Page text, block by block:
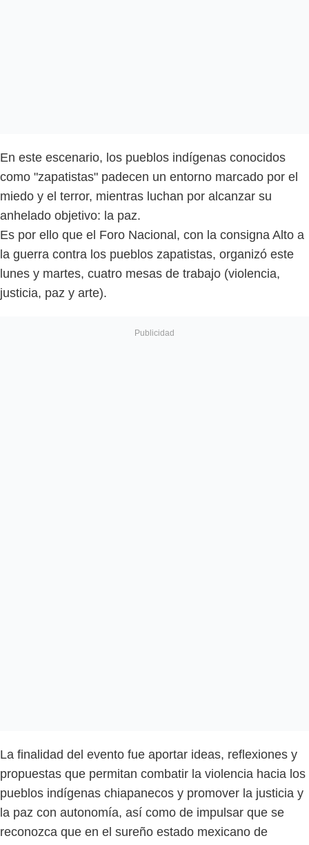
En este escenario, los pueblos indígenas conocidos
como "zapatistas" padecen un entorno marcado por el
miedo y el terror, mientras luchan por alcanzar su
anhelado objetivo: la paz.
Es por ello que el Foro Nacional, con la consigna Alto a
la guerra contra los pueblos zapatistas, organizó este
lunes y martes, cuatro mesas de trabajo (violencia,
justicia, paz y arte).
La finalidad del evento fue aportar ideas, reflexiones y
propuestas que permitan combatir la violencia hacia los
pueblos indígenas chiapanecos y promover la justicia y
la paz con autonomía, así como de impulsar que se
reconozca que en el sureño estado mexicano de